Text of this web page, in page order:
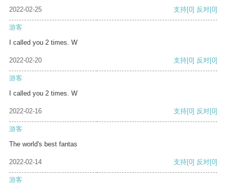
2022-02-25 支持[0] 反对[0]
游客
I called you 2 times. W
2022-02-20 支持[0] 反对[0]
游客
I called you 2 times. W
2022-02-16 支持[0] 反对[0]
游客
The world's best fantas
2022-02-14 支持[0] 反对[0]
游客